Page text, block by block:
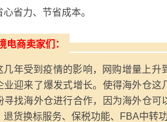
省力、节省成本。
电商卖家们：
几年受到疫情的影响，网购增量上升
业迎来了爆发式增长。使得海外仓
寻找海外仓进行合作，因为海外仓
退货换标服务、保税功能、FBA中转